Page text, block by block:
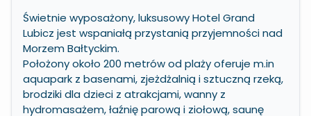
Świetnie wyposażony, luksusowy Hotel Grand
Lubicz jest wspaniałą przystanią przyjemności nad
Morzem Bałtyckim.
Położony około 200 metrów od plaży oferuje m.in
aquapark z basenami, zjeżdżalnią i sztuczną rzeką,
brodziki dla dzieci z atrakcjami, wanny z
hydromasażem, łaźnię parową i ziołową, saunę